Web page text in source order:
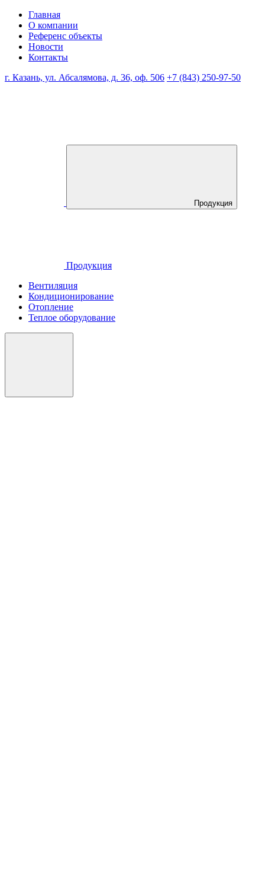
Главная
О компании
Референс объекты
Новости
Контакты
г. Казань, ул. Абсалямова, д. 36, оф. 506 +7 (843) 250-97-50
Продукция
Продукция
Вентиляция
Кондиционирование
Отопление
Теплое оборудование